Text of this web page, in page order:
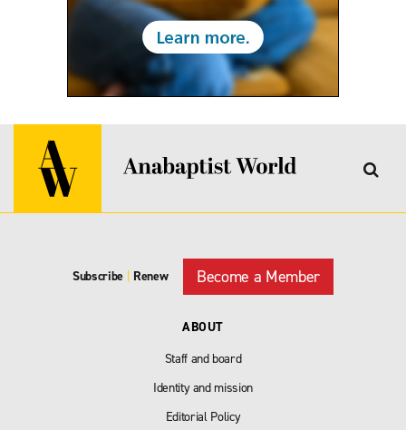
Subscribe Renew Become a Member
ABOUT
Staff and board
Identity and mission
Editorial Policy